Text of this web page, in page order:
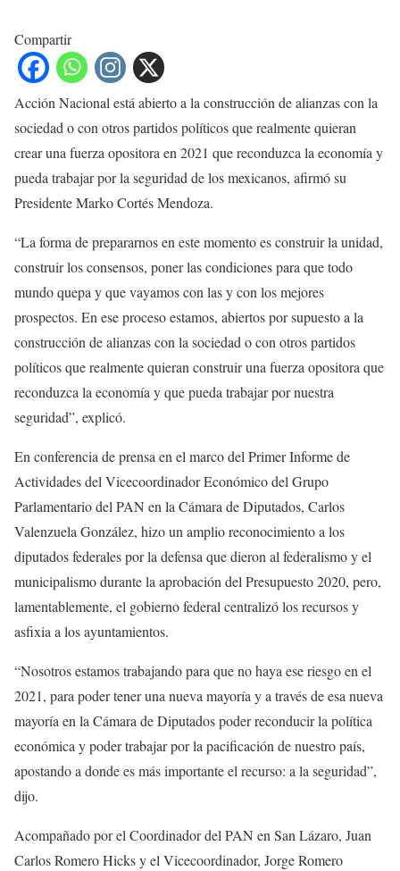
Compartir
Acción Nacional está abierto a la construcción de alianzas con la
sociedad o con otros partidos políticos que realmente quieran
crear una fuerza opositora en 2021 que reconduzca la economía y
pueda trabajar por la seguridad de los mexicanos, afirmó su
Presidente Marko Cortés Mendoza.
“La forma de prepararnos en este momento es construir la unidad,
construir los consensos, poner las condiciones para que todo
mundo quepa y que vayamos con las y con los mejores
prospectos. En ese proceso estamos, abiertos por supuesto a la
construcción de alianzas con la sociedad o con otros partidos
políticos que realmente quieran construir una fuerza opositora que
reconduzca la economía y que pueda trabajar por nuestra
seguridad”, explicó.
En conferencia de prensa en el marco del Primer Informe de
Actividades del Vicecoordinador Económico del Grupo
Parlamentario del PAN en la Cámara de Diputados, Carlos
Valenzuela González, hizo un amplio reconocimiento a los
diputados federales por la defensa que dieron al federalismo y el
municipalismo durante la aprobación del Presupuesto 2020, pero,
lamentablemente, el gobierno federal centralizó los recursos y
asfixia a los ayuntamientos.
“Nosotros estamos trabajando para que no haya ese riesgo en el
2021, para poder tener una nueva mayoría y a través de esa nueva
mayoría en la Cámara de Diputados poder reconducir la política
económica y poder trabajar por la pacificación de nuestro país,
apostando a donde es más importante el recurso: a la seguridad”,
dijo.
Acompañado por el Coordinador del PAN en San Lázaro, Juan
Carlos Romero Hicks y el Vicecoordinador, Jorge Romero